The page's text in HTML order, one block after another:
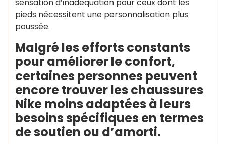
pieds nécessitent une personnalisation plus
poussée.
Malgré les efforts constants
pour améliorer le confort,
certaines personnes peuvent
encore trouver les chaussures
Nike moins adaptées à leurs
besoins spécifiques en termes
de soutien ou d’amorti.